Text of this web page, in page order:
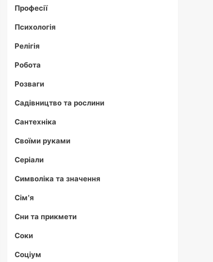
Професії
Психологія
Релігія
Робота
Розваги
Садівництво та рослини
Сантехніка
Своїми руками
Серіали
Символіка та значення
Сім'я
Сни та прикмети
Соки
Соціум